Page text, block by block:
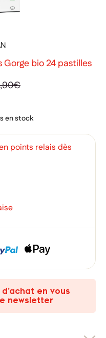
bio 24 pastilles
en stock
points relais dès
en vous
newsletter
×
des produits à votre